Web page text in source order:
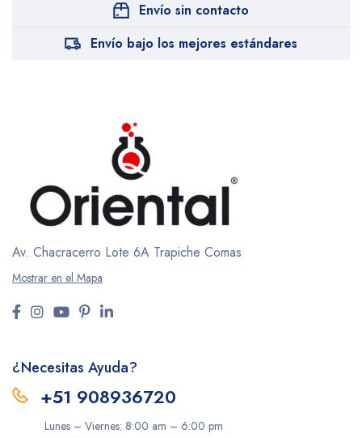
Envío sin contacto
Envío bajo los mejores estándares
Av. Chacracerro Lote 6A Trapiche Comas
Mostrar en el Mapa
¿Necesitas Ayuda?
+51 908936720
Lunes – Viernes: 8:00 am – 6:00 pm